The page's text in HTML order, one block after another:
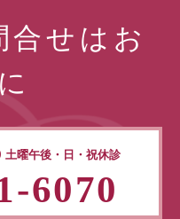
合せはお
土曜午後・日・祝休診
6070